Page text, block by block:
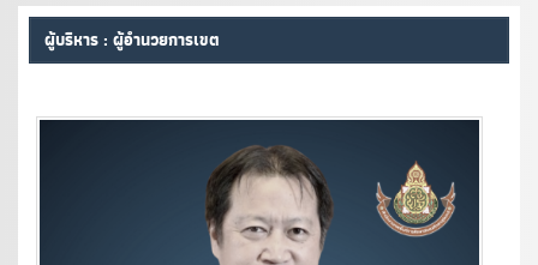
ผู้บริหาร : ผู้อำนวยการเขต